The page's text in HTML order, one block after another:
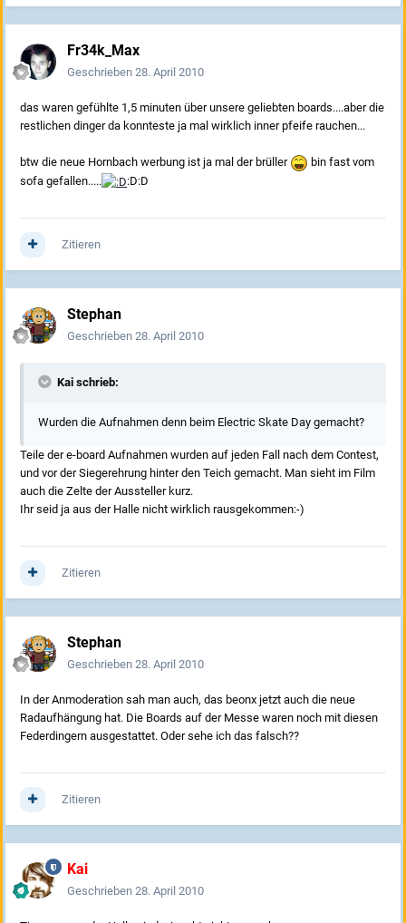
Fr34k_Max
Geschrieben 28. April 2010
das waren gefühlte 1,5 minuten über unsere geliebten boards....aber die
restlichen dinger da konnteste ja mal wirklich inner pfeife rauchen...
btw die neue Hornbach werbung ist ja mal der brüller
bin fast vom
sofa gefallen.....
:D:D
Zitieren
Stephan
Geschrieben 28. April 2010
Kai schrieb:
Wurden die Aufnahmen denn beim Electric Skate Day gemacht?
Teile der e-board Aufnahmen wurden auf jeden Fall nach dem Contest,
und vor der Siegerehrung hinter den Teich gemacht. Man sieht im Film
auch die Zelte der Aussteller kurz.
Ihr seid ja aus der Halle nicht wirklich rausgekommen:-)
Zitieren
Stephan
Geschrieben 28. April 2010
In der Anmoderation sah man auch, das beonx jetzt auch die neue
Radaufhängung hat. Die Boards auf der Messe waren noch mit diesen
Federdingern ausgestattet. Oder sehe ich das falsch??
Zitieren
Kai
Geschrieben 28. April 2010